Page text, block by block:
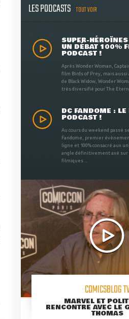
LES PODCASTS TOUT VOIR
SUPER-
UN DÉBAT 100%
PODCAST !
Après Wonder Woman,
film Birds of Prey, mais aussi
de Black Widow, Wonder
très diversifié pour The
DC FANDOME :
PODCAST !
Au cours du weekend passé
Fandome, premier
ligne et 100% consacré aux
angle définitivement axé sur
filmiques ...
COMICSBLOG
MARVEL ET
RENCONTRE AVEC LE
THOMAS